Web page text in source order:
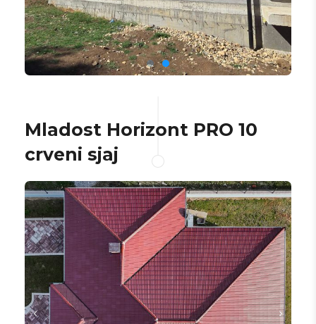
Mladost Horizont PRO 10
crveni sjaj